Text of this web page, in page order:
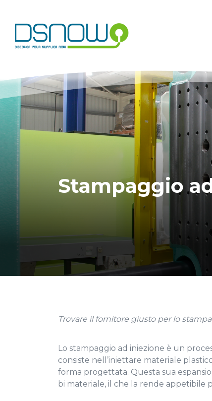
content
Stampaggio
Trovare il fornitore giusto per lo
Lo stampaggio ad iniezione è un
consiste nell’iniettare materiale
forma progettata. Questa sua
bi materiale, il che la rende